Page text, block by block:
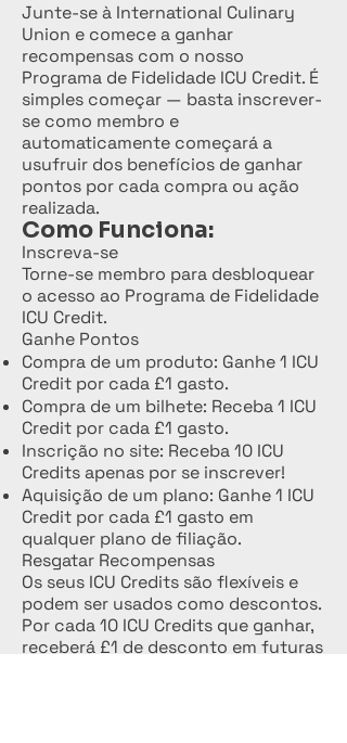
Junte-se à International Culinary
Union e comece a ganhar
recompensas com o nosso
Programa de Fidelidade ICU Credit. É
simples começar — basta inscrever-
se como membro e
automaticamente começará a
usufruir dos benefícios de ganhar
pontos por cada compra ou ação
realizada.
Como Funciona:
Inscreva-se
Torne-se membro para desbloquear
o acesso ao Programa de Fidelidade
ICU Credit.
Ganhe Pontos
Compra de um produto: Ganhe 1 ICU
Credit por cada £1 gasto.
Compra de um bilhete: Receba 1 ICU
Credit por cada £1 gasto.
Inscrição no site: Receba 10 ICU
Credits apenas por se inscrever!
Aquisição de um plano: Ganhe 1 ICU
Credit por cada £1 gasto em
qualquer plano de filiação.
Resgatar Recompensas
Os seus ICU Credits são flexíveis e
podem ser usados como descontos.
Por cada 10 ICU Credits que ganhar,
receberá £1 de desconto em futuras